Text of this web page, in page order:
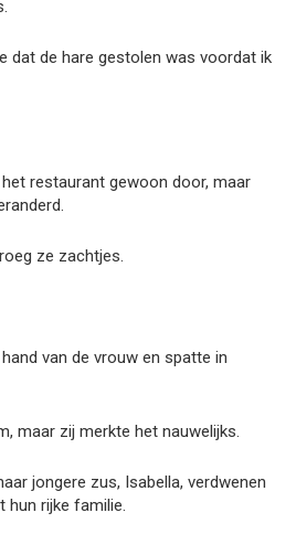
dat de hare gestolen was voordat ik
restaurant gewoon door, maar
ze zachtjes.
van de vrouw en spatte in
maar zij merkte het nauwelijks.
jongere zus, Isabella, verdwenen
hun rijke familie.